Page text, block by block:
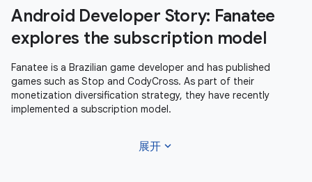
Android Developer Story: Fanatee
explores the subscription model
Fanatee is a Brazilian game developer and has published
games such as Stop and CodyCross. As part of their
monetization diversification strategy, they have recently
implemented a subscription model.
展开 expand_more